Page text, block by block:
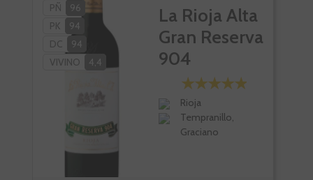
PÑ
96
PK
94
DC
94
VIVINO
4,4
La Rioja Alta
Gran Reserva
904
Rioja
Tempranillo,
Graciano